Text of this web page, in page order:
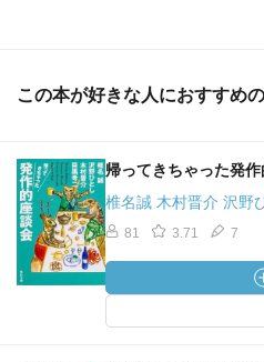
この本が好きな人におすすめ
帰ってきちゃった発
椎名誠 木村晋介 沢野
81 3.71 7